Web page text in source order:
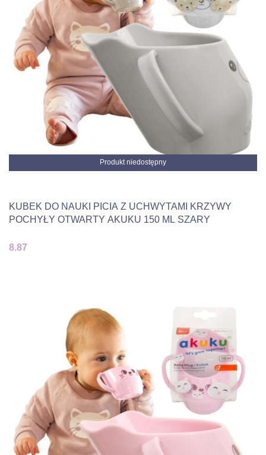
Produkt niedostępny
KUBEK DO NAUKI PICIA Z UCHWYTAMI KRZYWY
POCHYŁY OTWARTY AKUKU 150 ML SZARY
8.87